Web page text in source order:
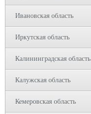
Ивановская область
Иркутская область
Калининградская область
Калужская область
Кемеровская область